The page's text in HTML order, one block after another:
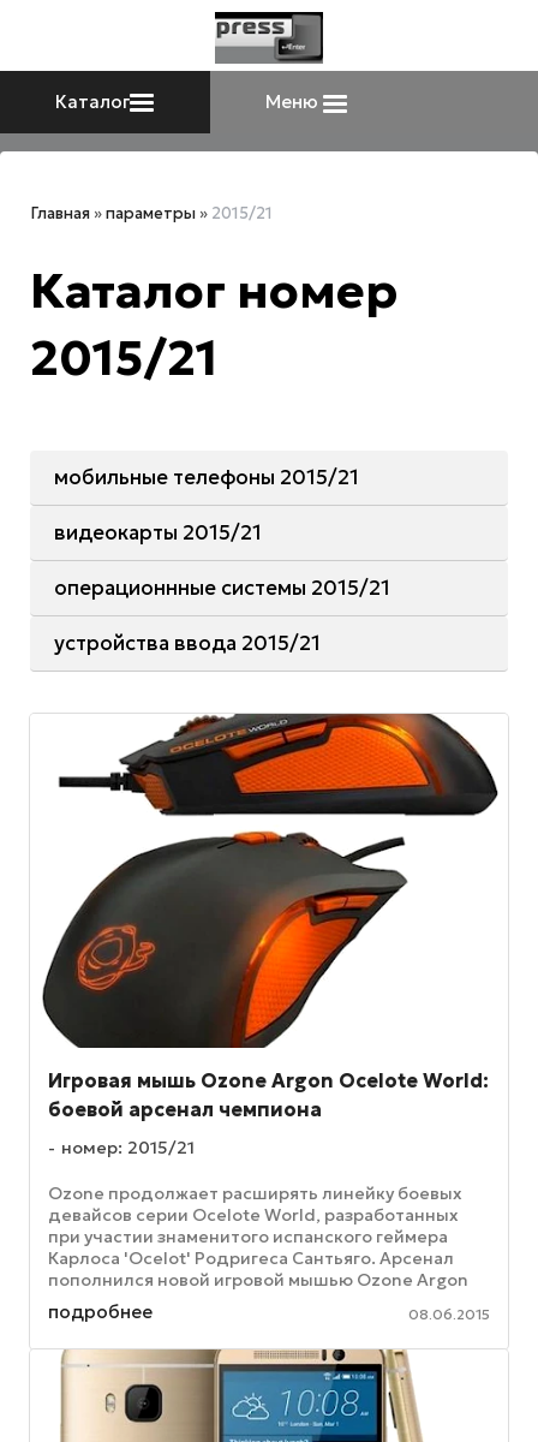
Каталог Меню
Главная »параметры » 2015/21
Каталог номер
2015/21
мобильные телефоны 2015/21
видеокарты 2015/21
операционнные системы 2015/21
устройства ввода 2015/21
Игровая мышь Ozone Argon Ocelote World:
боевой арсенал чемпиона
номер: 2015/21
Ozone продолжает расширять линейку боевых
девайсов серии Ocelote World, разработанных
при участии знаменитого испанского геймера
Карлоса 'Ocelot' Родригеса Сантьяго. Арсенал
пополнился новой игровой мышью Ozone Argon
Ocelote World, которая собрала в ...
подробнее 08.06.2015